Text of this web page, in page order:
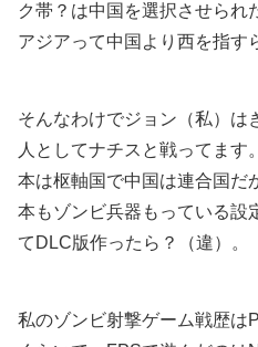
ク帯？は中国を選択させられ
アジアって中国より西を指す
そんなわけでジョン（私）は
人としてナチスと戦ってます
本は枢軸国で中国は連合国だ
本もゾンビ兵器もっている設
てDLC版作ったら？（違）。
私のゾンビ射撃ゲーム戦歴は